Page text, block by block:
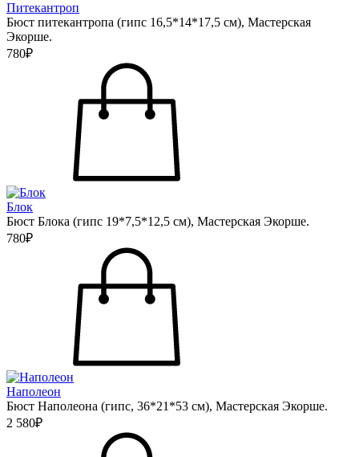
Питекантроп
Бюст питекантропа (гипс 16,5*14*17,5 см), Мастерская
Экорше.
780₽
Блок
Бюст Блока (гипс 19*7,5*12,5 см), Мастерская Экорше.
780₽
Наполеон
Бюст Наполеона (гипс, 36*21*53 см), Мастерская Экорше.
2 580₽